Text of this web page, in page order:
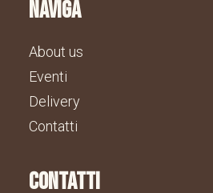
naviga
About us
Eventi
Delivery
Contatti
contatti